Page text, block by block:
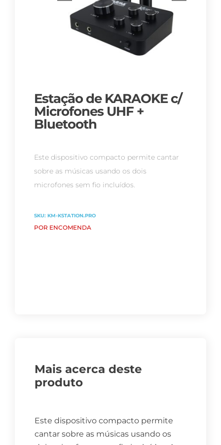
Estação de KARAOKE c/
Microfones UHF +
Bluetooth
Este dispositivo compacto permite cantar
sobre as músicas usando os dois
microfones sem fio incluídos.
SKU: KM-KSTATION.PRO
POR ENCOMENDA
Mais acerca deste
produto
Este dispositivo compacto permite
cantar sobre as músicas usando os